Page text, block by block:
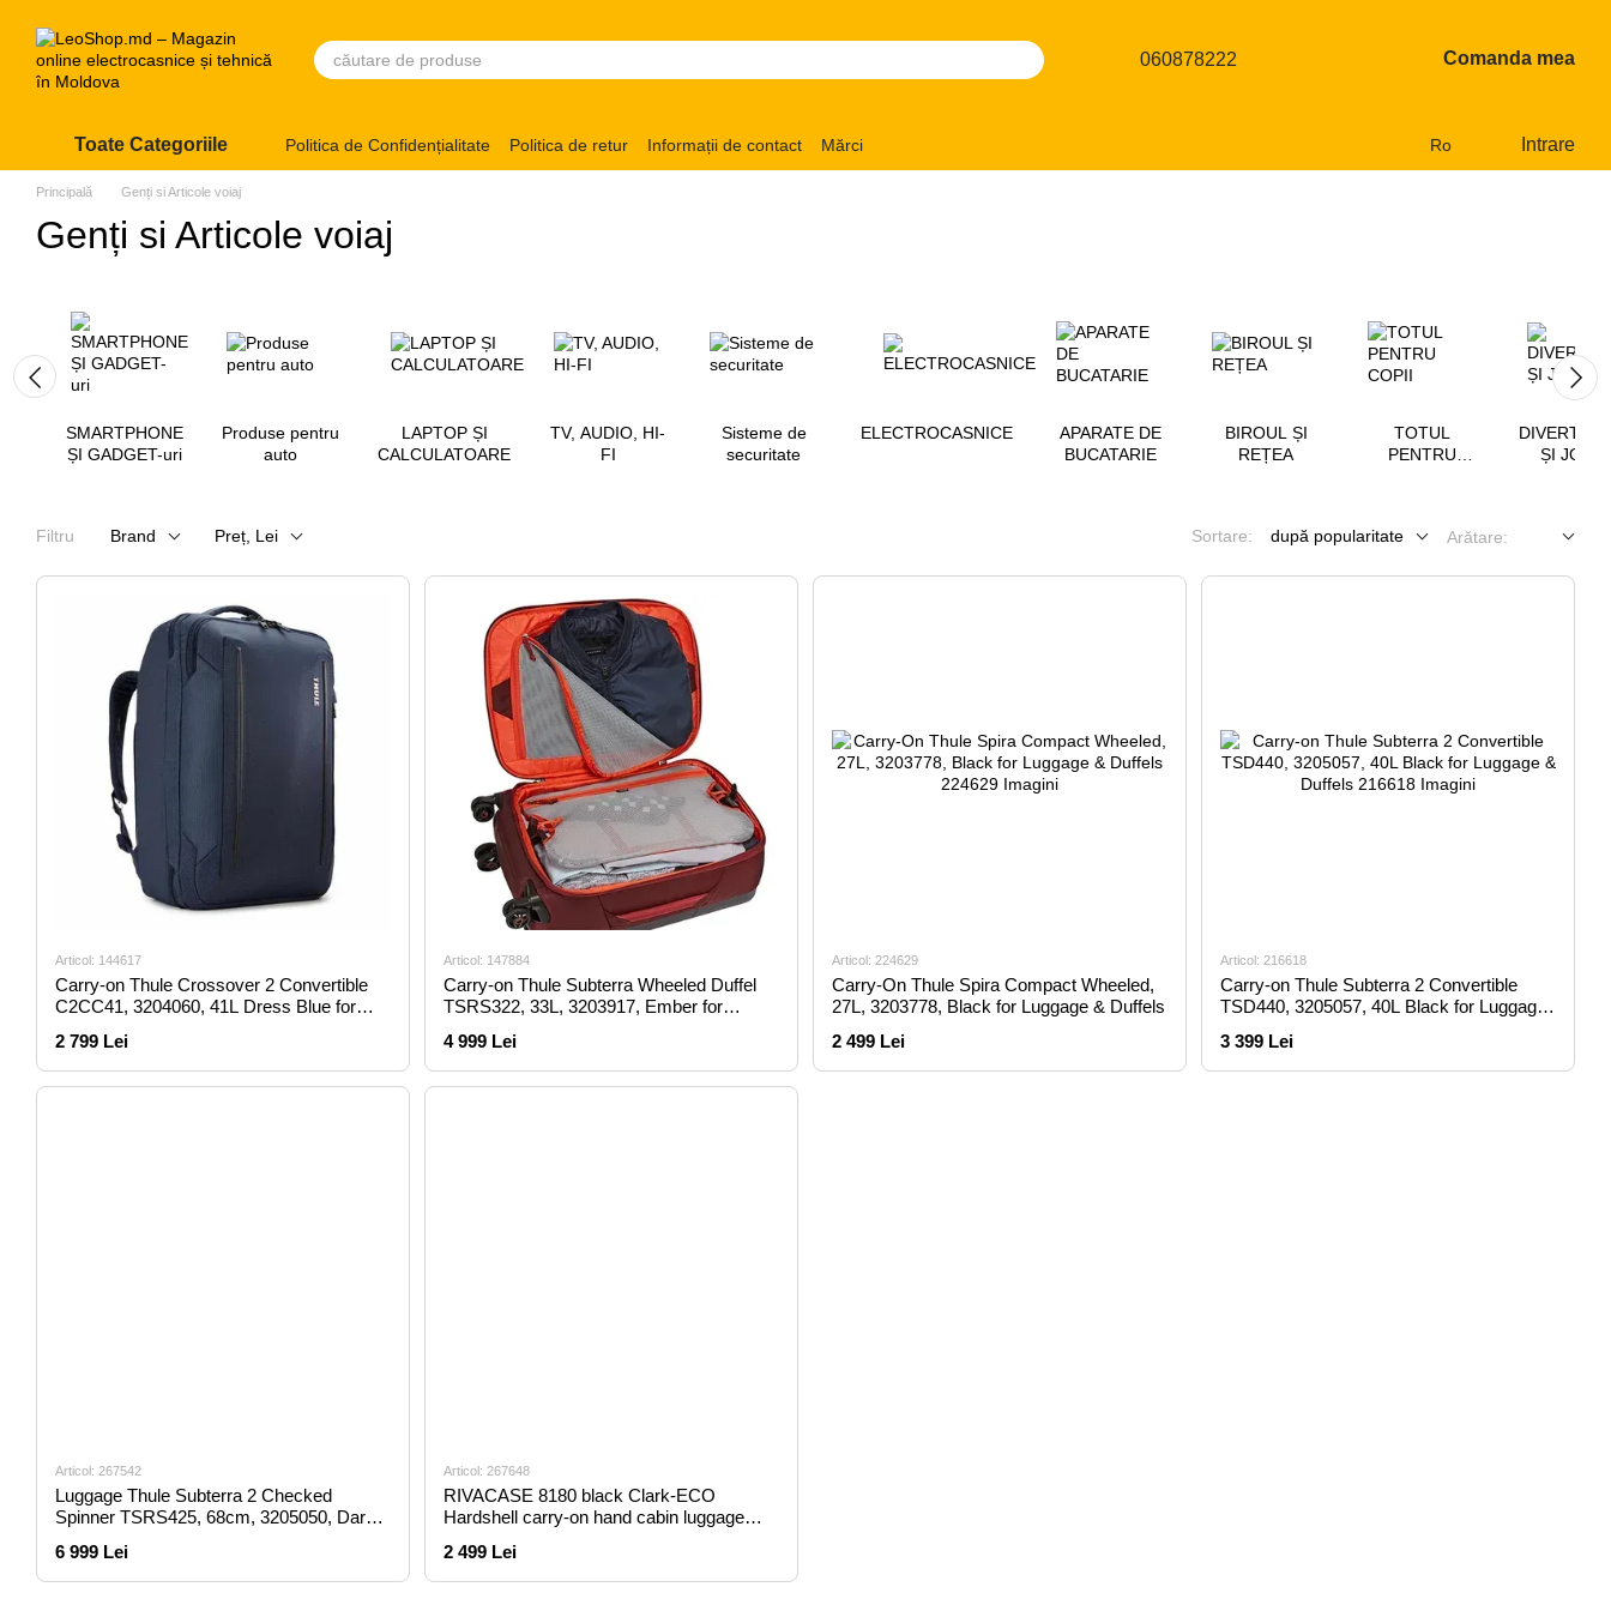
060878222 Comanda mea
Toate Categoriile Politica de Confidențialitate Politica de retur Informații de contact Mărci Ro Intrare
Principală Genți si Articole voiaj
Genți si Articole voiaj
SMARTPHONE
ȘI GADGET-uri
Produse pentru
auto
LAPTOP ȘI
CALCULATOARE
TV, AUDIO, HI-
FI
Sisteme de
securitate
ELECTROCASNICE
APARATE DE
BUCATARIE
BIROUL ȘI
REȚEA
TOTUL
PENTRU
ȘI
Filtru Brand Preț, Lei Sortare: după popularitate Arătare:
Articol: 144617
Carry-on Thule Crossover 2 Convertible
C2CC41, 3204060, 41L Dress Blue for
2 799 Lei
Articol: 147884
Carry-on Thule Subterra Wheeled Duffel
TSRS322, 33L, 3203917, Ember for
4 999 Lei
Articol: 224629
Carry-On Thule Spira Compact Wheeled,
27L, 3203778, Black for Luggage & Duffels
2 499 Lei
Articol: 216618
Carry-on Thule Subterra 2 Convertible
TSD440, 3205057, 40L Black for Luggage
3 399 Lei
Articol: 267542
Luggage Thule Subterra 2 Checked
Spinner TSRS425, 68cm, 3205050, Dark
6 999 Lei
Articol: 267648
RIVACASE 8180 black Clark-ECO
Hardshell carry-on hand cabin luggage
2 499 Lei